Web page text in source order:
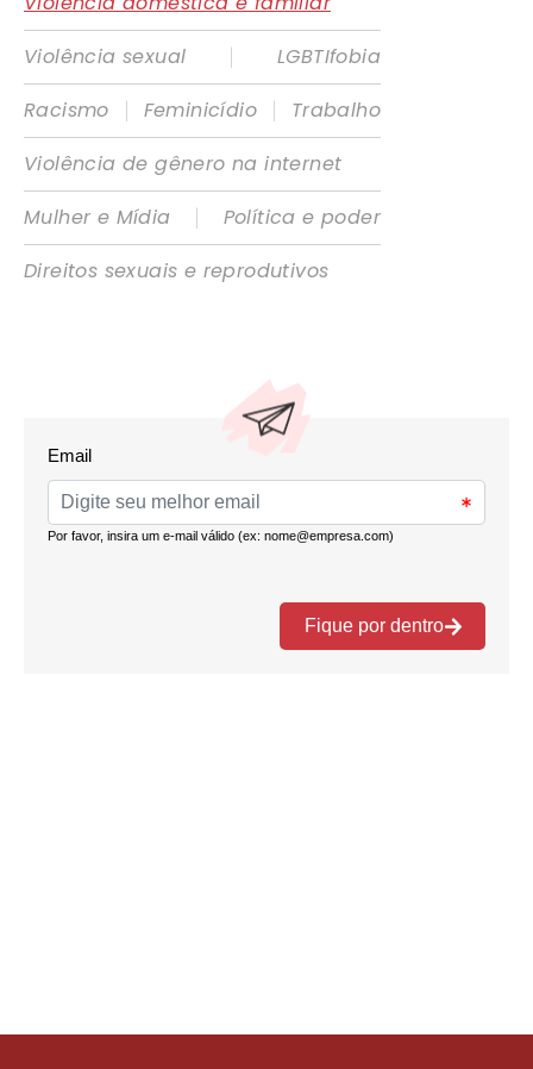
Violência sexual
|
LGBTIfobia
Racismo
| Feminicídio |
Trabalho
Violência de gênero na internet
Mulher e Mídia
|
Política e poder
Direitos sexuais e reprodutivos